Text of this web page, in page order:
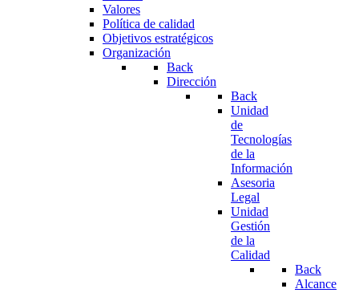
Valores
Política de calidad
Objetivos estratégicos
Organización
Back
Dirección
Back
Unidad
de
Tecnologías
de la
Información
Asesoria
Legal
Unidad
Gestión
de la
Calidad
Back
Alcance